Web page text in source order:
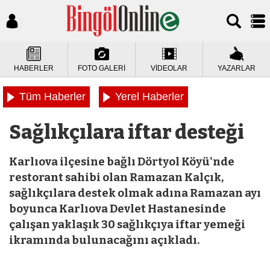
HABERLER FOTO GALERİ VİDEOLAR YAZARLAR
Tüm Haberler Yerel Haberler
Sağlıkçılara iftar desteği
Karlıova ilçesine bağlı Dörtyol Köyü'nde
restorant sahibi olan Ramazan Kalçık,
sağlıkçılara destek olmak adına Ramazan ayı
boyunca Karlıova Devlet Hastanesinde
çalışan yaklaşık 30 sağlıkçıya iftar yemeği
ikramında bulunacağını açıkladı.